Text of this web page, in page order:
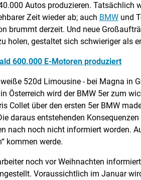
Autos produzieren. Tatsächlich
Zeit wieder ab; auch BMW und
brummt derzeit. Und neue
holen, gestaltet sich schwieriger als
600.000 E-Motoren produziert
520d Limousine - bei Magna in
Österreich wird der BMW 5er zum
Collet über den ersten 5er BMW
daraus entstehenden
nach noch nicht informiert worden.
kommen werde.
noch vor Weihnachten
Voraussichtlich im Januar